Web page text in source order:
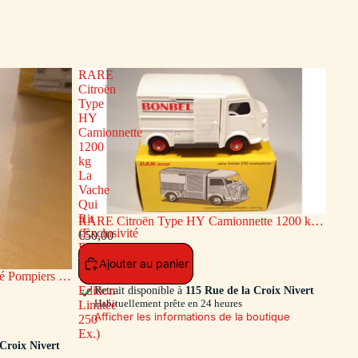
Pompiers de
Limitée
Nivert
RARE
Citroën
Type
HY
Camionnette
1200
kg
La
Vache
Qui
Rit
(Exclusivité
Dan-
Toys
-
Edition
Limitée
250
Ex.)
RARE Citroën Type HY Camionnette 1200 kg
La Vache Qui Rit (Exclusivité Dan-Toys -
Edition Limitée 250 Ex.)
€50,00
Ajouter au panier
Retrait disponible à 115 Rue de la Croix Nivert
Habituellement prête en 24 heures
Afficher les informations de la boutique